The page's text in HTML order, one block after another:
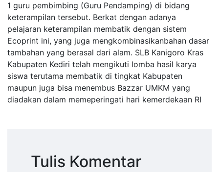
1 guru pembimbing (Guru Pendamping) di bidang
keterampilan tersebut. Berkat dengan adanya
pelajaran keterampilan membatik dengan sistem
Ecoprint ini, yang juga mengkombinasikanbahan dasar
tambahan yang berasal dari alam. SLB Kanigoro Kras
Kabupaten Kediri telah mengikuti lomba hasil karya
siswa terutama membatik di tingkat Kabupaten
maupun juga bisa menembus Bazzar UMKM yang
diadakan dalam memeperingati hari kemerdekaan RI
Tulis Komentar